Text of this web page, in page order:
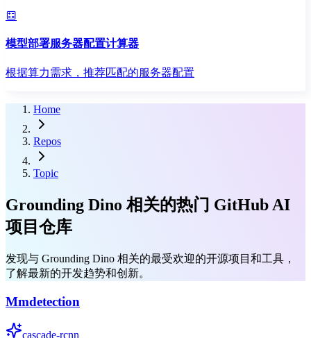
模型部署服务器配置计算器
根据算力需求，推荐匹配的服务器配置
Home
Repos
Topic
Grounding Dino 相关的热门 GitHub AI
项目仓库
发现与 Grounding Dino 相关的最受欢迎的开源项目和工具，
了解最新的开发趋势和创新。
Mmdetection
cascade-rcnn